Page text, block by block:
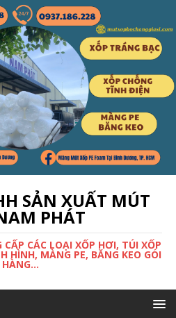
SẢN XUẤT MÚT
PHÁT
CẤP CÁC LOẠI XỐP HƠI, TÚI XỐP
HÌNH, MÀNG PE, BĂNG KEO GÓI
HÀNG...